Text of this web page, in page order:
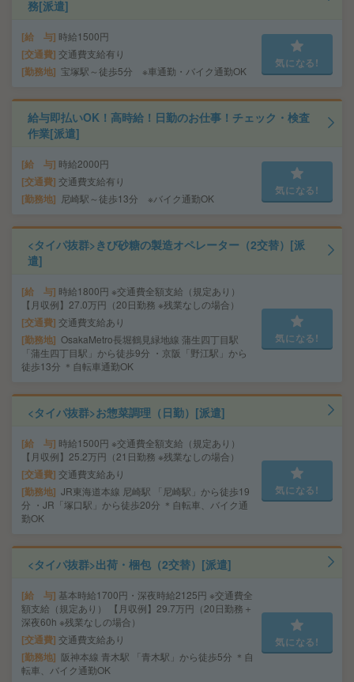
務[派遣]
給 与 時給1500円
交通費 交通費支給有り
勤務地 宝塚駅～徒歩5分 ※車通勤・バイク通勤OK
気になる!
給与即払いOK！高時給！日勤のお仕事！チェック・検査
作業[派遣]
給 与 時給2000円
交通費 交通費支給有り
勤務地 尼崎駅～徒歩13分 ※バイク通勤OK
気になる!
<タイパ抜群>きび砂糖の製造オペレーター（2交替）[派
遣]
給 与 時給1800円 ※交通費全額支給（規定あり）
【月収例】27.0万円（20日勤務 ※残業なしの場合）
交通費 交通費支給あり
勤務地 OsakaMetro長堀鶴見緑地線 蒲生四丁目駅
「蒲生四丁目駅」から徒歩9分 ・京阪「野江駅」から
徒歩13分 ＊自転車通勤OK
気になる!
<タイパ抜群>お惣菜調理（日勤）[派遣]
給 与 時給1500円 ※交通費全額支給（規定あり）
【月収例】25.2万円（21日勤務 ※残業なしの場合）
交通費 交通費支給あり
勤務地 JR東海道本線 尼崎駅 「尼崎駅」から徒歩19
分 ・JR「塚口駅」から徒歩20分 ＊自転車、バイク通
勤OK
気になる!
<タイパ抜群>出荷・梱包（2交替）[派遣]
給 与 基本時給1700円・深夜時給2125円 ※交通費全
額支給（規定あり） 【月収例】29.7万円（20日勤務＋
深夜60h ※残業なしの場合）
交通費 交通費支給あり
勤務地
阪神本線 青木駅 「青木駅」から徒歩5分 ＊自
転車、バイク通勤OK
気になる!